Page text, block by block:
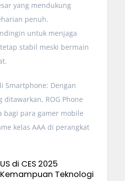
yang mendukung
penuh.
untuk menjaga
stabil meski bermain
Smartphone: Dengan
ROG Phone
para gamer mobile
kelas AAA di perangkat
di CES 2025
Teknologi